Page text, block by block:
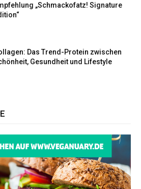
„Schmackofatz! Signature
Das Trend-Protein zwischen
Gesundheit und Lifestyle